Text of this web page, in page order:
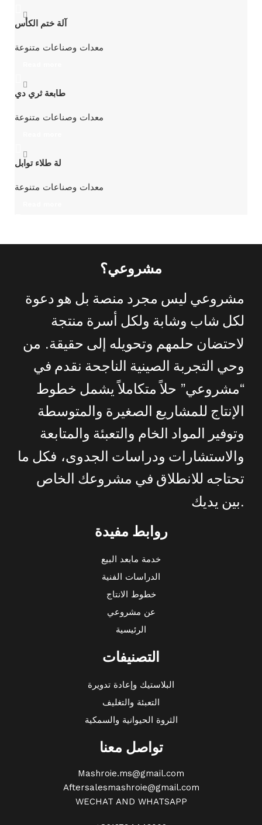
آلة ختم الكأس
معدات وصناعات متنوعة
طابعة ثري دي
معدات وصناعات متنوعة
لة طلاء توابل
معدات وصناعات متنوعة
تواصل معنا
Mashroie.ms@gmail.com
Aftersalesmashroie@gmail.com
WECHAT AND WHATSAPP
التصنيفات
البلاستيك وإعادة تدويرة
التعبئة والتغليف
الثروة الحيوانية والسمكية
روابط مفيدة
خدمة مابعد البيع
الدراسات الفنية
خطوط الانتاج
عن مشروعي
الرئيسية
مشروعي؟
مشروعي ليس مجرد منصة بل هو دعوة
لكل شاب وشابة ولكل أسرة منتجة
لاحتضان حلمهم وتحويله إلى حقيقة. من
وحي التجربة الصينية الناجحة نقدم في
“مشروعي” حلاً متكاملاً يشمل خطوط
الإنتاج للمشاريع الصغيرة والمتوسطة
وتوفير
المواد الخام والتعبئة والمتابعة
والاستشارات ودراسات الجدوى، فكل ما
تحتاجه للانطلاق في مشروعك الخاص
بين يديك .